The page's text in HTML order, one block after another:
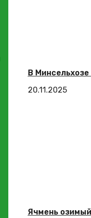
В
20.11.2025
Ячмень